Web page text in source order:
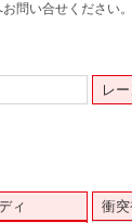
問い合せください。
レ
ィ 衝